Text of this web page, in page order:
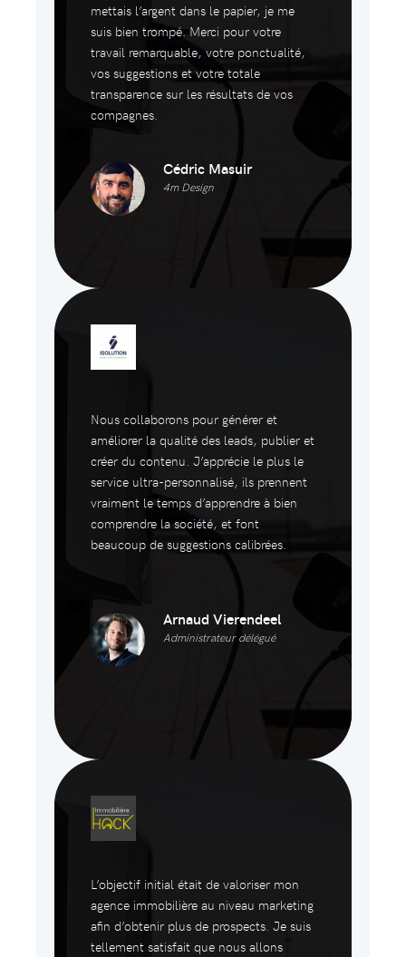
mettais l’argent dans le papier, je me
suis bien trompé. Merci pour votre
travail remarquable, votre ponctualité,
vos suggestions et votre totale
transparence sur les résultats de vos
compagnes.
Cédric Masuir
4m Design
Nous collaborons pour générer et
améliorer la qualité des leads, publier et
créer du contenu. J’apprécie le plus le
service ultra-personnalisé, ils prennent
vraiment le temps d’apprendre à bien
comprendre la société, et font
beaucoup de suggestions calibrées.
Arnaud Vierendeel
Administrateur délégué
L’objectif initial était de valoriser mon
agence immobilière au niveau marketing
afin d’obtenir plus de prospects. Je suis
tellement satisfait que nous allons